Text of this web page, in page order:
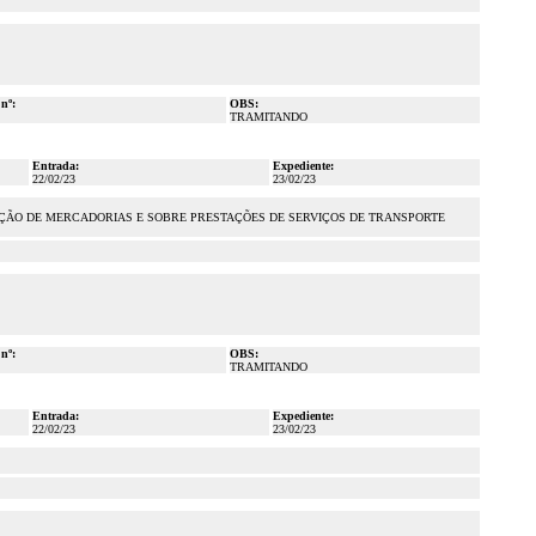
OBS:
TRAMITANDO
Entrada:
22/02/23
Expediente:
23/02/23
DE MERCADORIAS E SOBRE PRESTAÇÕES DE SERVIÇOS DE TRANSPORTE
OBS:
TRAMITANDO
Entrada:
22/02/23
Expediente:
23/02/23